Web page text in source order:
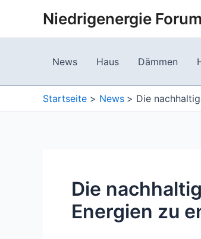
springen
Niedrigenergie
News Haus Dämmen
Startseite News Die
Die
Energien zu